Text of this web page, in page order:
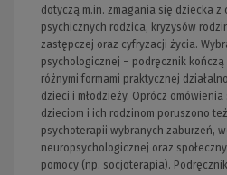
dotyczą m.in. zmagania się dziecka z
psychicznych rodzica, kryzysów
zastępczej oraz cyfryzacji życia.
psychologicznej – podręcznik
różnymi formami praktycznej
dzieci i młodzieży. Oprócz
dzieciom i ich rodzinom poruszono
psychoterapii wybranych zaburzeń,
neuropsychologicznej oraz
pomocy (np. socjoterapia).